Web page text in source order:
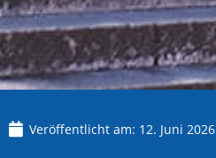
Veröffentlicht am: 12. Juni 2026